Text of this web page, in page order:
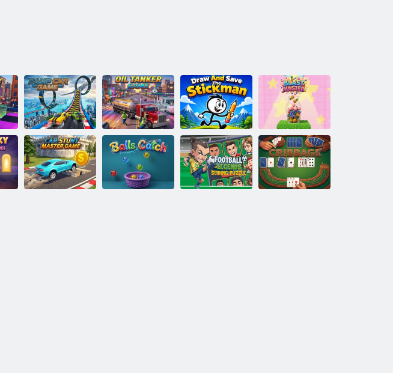
Joc cu mașină cu
rampă
Joc petrolier
Desenează și
salvează
Stickman